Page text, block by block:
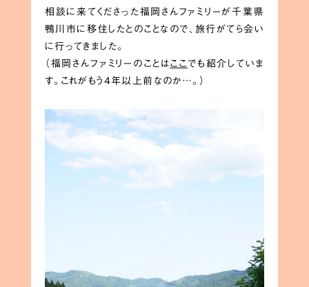
相談に来てくださった福岡さんファミリーが千葉県
鴨川市に移住したとのことなので、旅行がてら会い
に行ってきました。
（福岡さんファミリーのことはここ でも紹介していま
す。これがもう4年以上前なのか…。）